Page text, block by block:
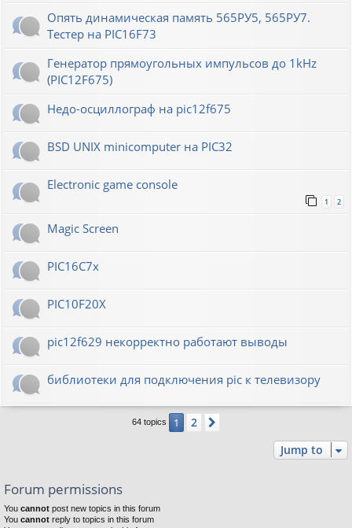
Опять динамическая память 565РУ5, 565РУ7.
Тестер на PIC16F73
Генератор прямоугольных импульсов до 1kHz
(PIC12F675)
Недо-осциллограф на pic12f675
BSD UNIX minicomputer на PIC32
Electronic game console
1 2
Magic Screen
PIC16C7x
PIC10F20Х
pic12f629 некорректно работают выводы
библиотеки для подключения pic к телевизору
64 topics 1 2
Jump to
Forum permissions
You cannot post new topics in this forum
You cannot reply to topics in this forum